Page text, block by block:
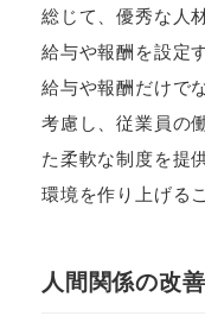
総じて、優秀な人
給与や報酬を設定
給与や報酬だけで
考慮し、従業員の
た柔軟な制度を提
環境を作り上げる
人間関係の改善